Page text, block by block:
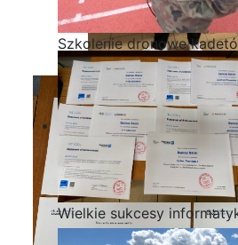
Szkolenie dronowe
OPW w Staszicu
Wielkie sukcesy
ze Staszica w Akademii